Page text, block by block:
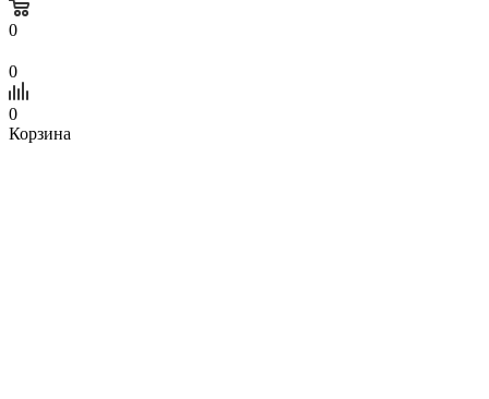
0
0
0
Корзина